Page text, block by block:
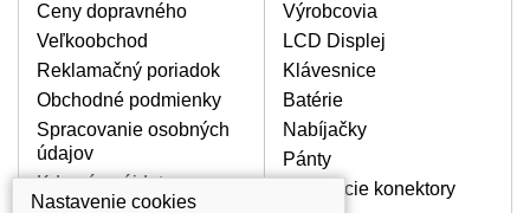
Ceny dopravného
Veľkoobchod
Reklamačný poriadok
Obchodné podmienky
Spracovanie osobných
údajov
Kde nás nájdete
Výrobcovia
LCD Displej
Klávesnice
Batérie
Nabíjačky
Pánty
Napájacie konektory
Nastavenie cookies